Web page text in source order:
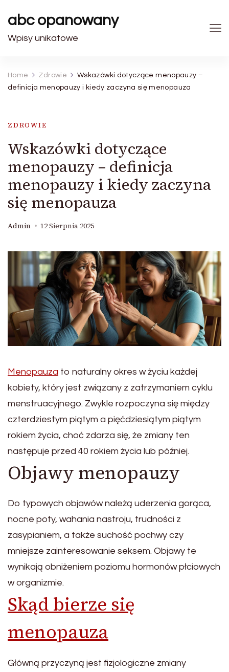
abc opanowany
Wpisy unikatowe
Home Zdrowie
Wskazówki dotyczące menopauzy –
definicja menopauzy i kiedy zaczyna się menopauza
ZDROWIE
Wskazówki dotyczące
menopauzy – definicja
menopauzy i kiedy zaczyna
się menopauza
Admin 12 Sierpnia 2025
Menopauza to naturalny okres w życiu każdej
kobiety, który jest związany z zatrzymaniem cyklu
menstruacyjnego. Zwykle rozpoczyna się między
czterdziestym piątym a pięćdziesiątym piątym
rokiem życia, choć zdarza się, że zmiany ten
następuje przed 40 rokiem życia lub później.
Objawy menopauzy
Do typowych objawów należą uderzenia gorąca,
nocne poty, wahania nastroju, trudności z
zasypianiem, a także suchość pochwy czy
mniejsze zainteresowanie seksem. Objawy te
wynikają obniżeniem poziomu hormonów płciowych
w organizmie.
Skąd bierze się
menopauza
Główną przyczyną jest fizjologiczne zmiany